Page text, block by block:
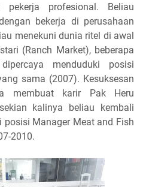
pekerja profesional. Beliau
bekerja di perusahaan
menekuni dunia ritel di awal
(Ranch Market), beberapa
menduduki posisi
sama (2007). Kesuksesan
membuat karir Pak Heru
kalinya beliau kembali
Manager Meat and Fish
2010.